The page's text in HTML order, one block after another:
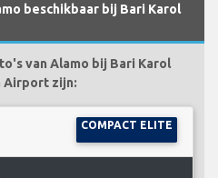
beschikbaar bij Bari Karol
van Alamo bij Bari Karol
Airport zijn:
COMPACT ELITE